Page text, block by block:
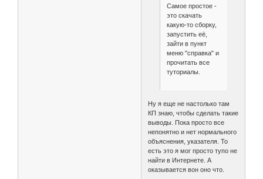
Самое простое -
это скачать
какую-то сборку,
запустить её,
зайти в пункт
меню "справка" и
прочитать все
туториалы.
Ну я еще не настолько там
КП знаю, чтобы сделать такие
выводы. Пока просто все
непонятно и нет нормального
объяснения, указателя. То
есть это я мог просто тупо не
найти в Интернете. А
оказывается вон оно что.